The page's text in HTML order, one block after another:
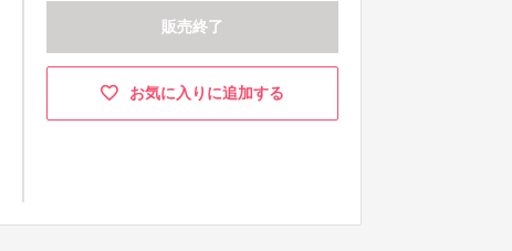
販売終了
お気に入りに追加する